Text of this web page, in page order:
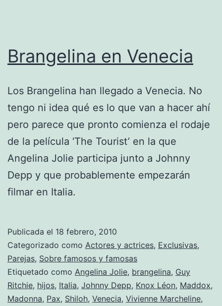
Brangelina en Venecia
Los Brangelina han llegado a Venecia. No
tengo ni idea qué es lo que van a hacer ahí
pero parece que pronto comienza el rodaje
de la película ‘The Tourist’ en la que
Angelina Jolie participa junto a Johnny
Depp y que probablemente empezarán
filmar en Italia.
Publicada el 18 febrero, 2010
Categorizado como Actores y actrices, Exclusivas,
Parejas, Sobre famosos y famosas
Etiquetado como Angelina Jolie, brangelina, Guy
Ritchie, hijos, Italia, Johnny Depp, Knox Léon, Maddox,
Madonna, Pax, Shiloh, Venecia, Vivienne Marcheline,